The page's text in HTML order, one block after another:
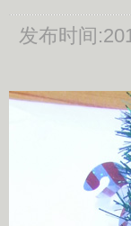
发布时间: